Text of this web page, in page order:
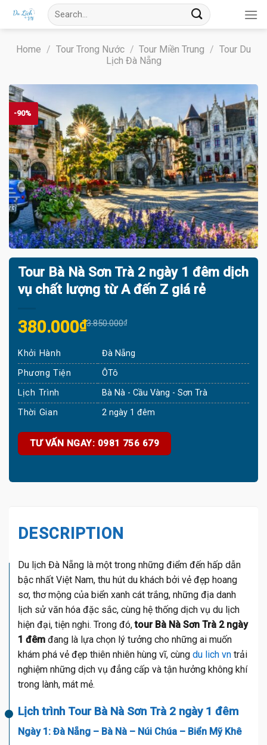
Skip
Search
for:
Home / Tour Trong Nước / Tour Miền Trung / Tour Du
Lịch Đà Nẵng
-90%
Tour Bà Nà Sơn Trà 2 ngày 1 đêm dịch
vụ chất lượng từ A đến Z giá rẻ
3.850.000₫
Original
was:
3.850.000₫.
380.000₫
Current
is:
380.000₫.
Khởi Hành
Đà Nẵng
Phương Tiện
ÔTô
Lịch Trình
Bà Nà - Cầu Vàng - Sơn Trà
Thời Gian
2 ngày 1 đêm
TƯ VẤN NGAY: 0981 756 679
DESCRIPTION
Du lịch Đà Nẵng là một trong những điểm đến hấp dẫn
bậc nhất Việt Nam, thu hút du khách bởi vẻ đẹp hoang
sơ, thơ mộng của biển xanh cát trắng, những địa danh
lịch sử văn hóa đặc sắc, cùng hệ thống dịch vụ du lịch
hiện đại, tiện nghi. Trong đó,tour Bà Nà Sơn Trà 2 ngày
1 đêm đang là lựa chọn lý tưởng cho những ai muốn
khám phá vẻ đẹp thiên nhiên hùng vĩ, cùng du lich vn trải
nghiệm những dịch vụ đẳng cấp và tận hưởng không khí
trong lành, mát mẻ.
Lịch trình Tour Bà Nà Sơn Trà 2 ngày 1 đêm
Ngày 1: Đà Nẵng – Bà Nà – Núi Chúa – Biển Mỹ Khê